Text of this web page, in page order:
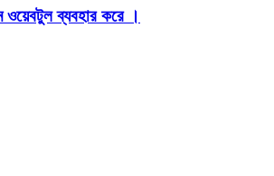
ব্যবহার করে ।